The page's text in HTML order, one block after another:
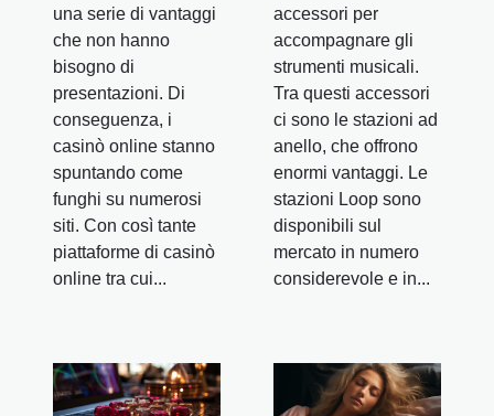
una serie di vantaggi
che non hanno
bisogno di
presentazioni. Di
conseguenza, i
casinò online stanno
spuntando come
funghi su numerosi
siti. Con così tante
piattaforme di casinò
online tra cui...
accessori per
accompagnare gli
strumenti musicali.
Tra questi accessori
ci sono le stazioni ad
anello, che offrono
enormi vantaggi. Le
stazioni Loop sono
disponibili sul
mercato in numero
considerevole e in...